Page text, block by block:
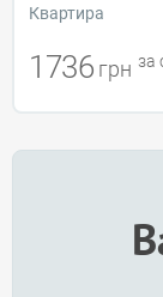
Квартира
1736 грн за